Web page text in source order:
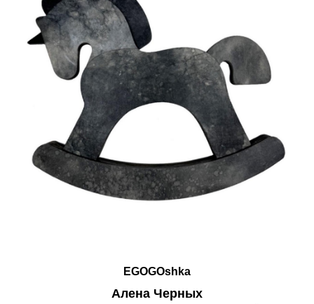
EGOGOshka
Алена Черных